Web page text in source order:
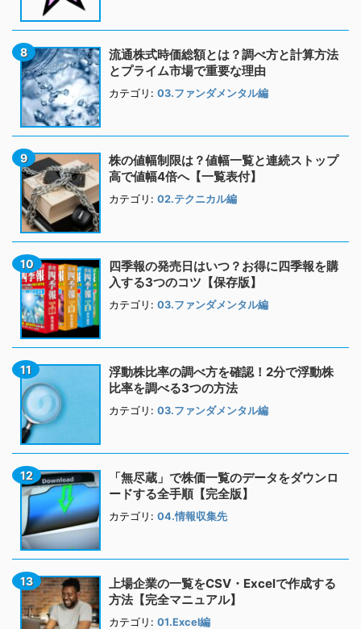
流通株式時価総額とは？調べ方と計算方法
とプライム市場で重要な理由
カテゴリ: 03.ファンダメンタル編
株の値幅制限は？値幅一覧と連続ストップ
高で値幅4倍へ【一覧表付】
カテゴリ: 02.テクニカル編
四季報の発売日はいつ？お得に四季報を購
入する3つのコツ【保存版】
カテゴリ: 03.ファンダメンタル編
浮動株比率の調べ方を確認！2分で浮動株
比率を調べる3つの方法
カテゴリ: 03.ファンダメンタル編
「無尽蔵」で株価一覧のデータをダウンロ
ードする全手順【完全版】
カテゴリ: 04.情報収集先
上場企業の一覧をCSV・Excelで作成する
方法【完全マニュアル】
カテゴリ: 01.Excel編